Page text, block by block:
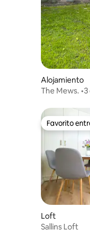
Alojamiento
The Mews.
Favorito
Favorito
Loft
Sallins Loft